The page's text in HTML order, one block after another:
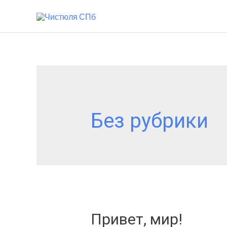
Без рубрики
Привет, мир!